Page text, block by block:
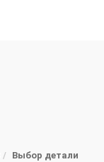
Выбор детали